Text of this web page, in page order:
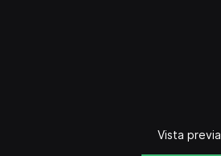
Vista previa